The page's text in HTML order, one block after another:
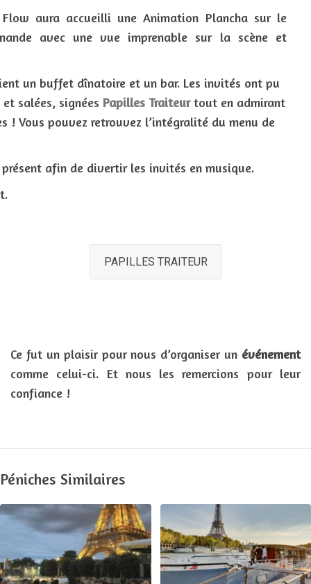
aura accueilli une Animation Plancha sur le
avec une vue imprenable sur la scène et
un buffet dînatoire et un bar. Les invités ont pu
salées, signées Papilles Traiteurtout en admirant
! Vous pouvez retrouvez l’intégralité du menu de
afin de divertir les invités en musique.
PAPILLES TRAITEUR
Ce fut un plaisir pour nous d’organiser un événement
comme celui-ci. Et nous les remercions pour leur
confiance !
Péniches Similaires